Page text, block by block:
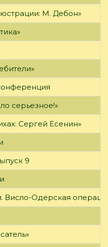
М. Дебон»
серьезное!»
Сергей Есенин»
9
Одерская